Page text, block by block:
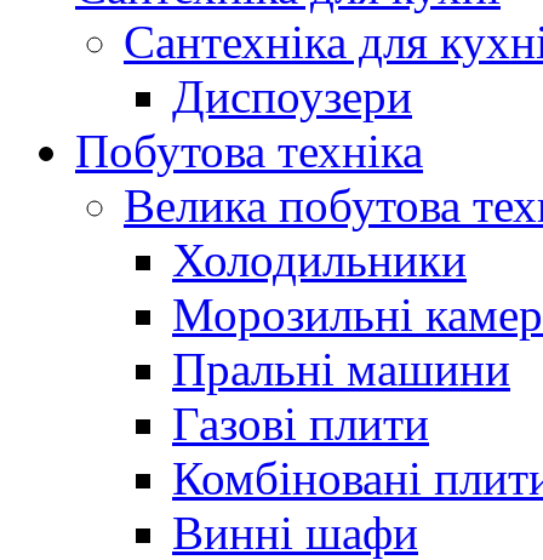
Сантехніка для
Диспоузери
Побутова техніка
Велика побутова
Холодильники
Морозильні
Пральні машини
Газові плити
Комбіновані
Винні шафи